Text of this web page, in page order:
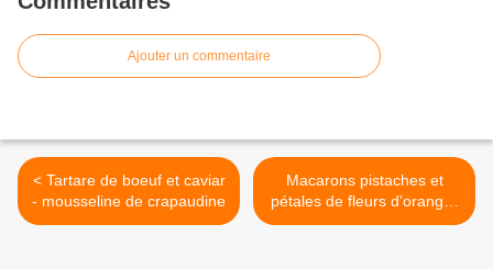
Ajouter un commentaire
< Tartare de boeuf et caviar
- mousseline de crapaudine
Macarons pistaches et
pétales de fleurs d'oranger
pour un octobre rose >